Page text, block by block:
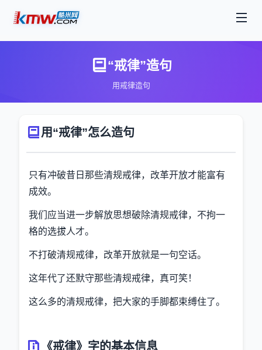
“戒律”造句
用戒律造句
用“戒律”怎么造句
只有冲破昔日那些清规戒律，改革开放才能富有
成效。
我们应当进一步解放思想破除清规戒律，不拘一
格的选拔人才。
不打破清规戒律，改革开放就是一句空话。
这年代了还默守那些清规戒律，真可笑！
这么多的清规戒律，把大家的手脚都束缚住了。
《戒律》字的基本信息